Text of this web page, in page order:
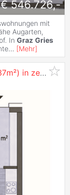
€ 546.726,-
mit
Augarten,
In Graz Gries
... [Mehr]
Neubau: Exklusive Anlegerwohnung (37m²) in zentraler Lage in